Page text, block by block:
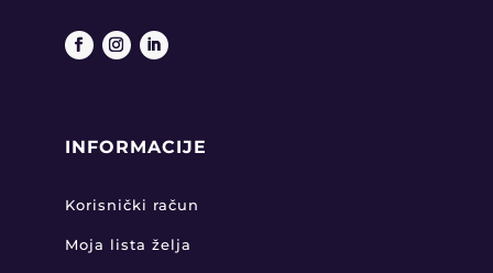
INFORMACIJE
Korisnički račun
Moja lista želja